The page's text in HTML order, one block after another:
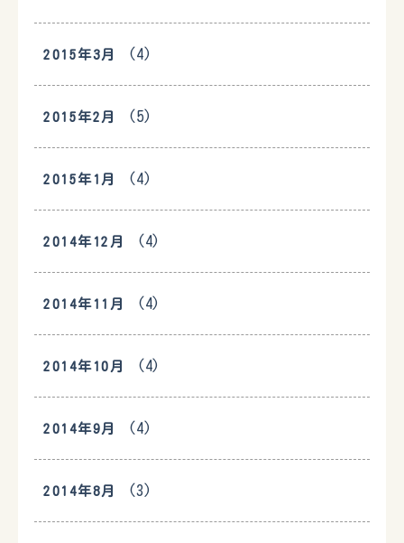
2015年3月 (4)
2015年2月 (5)
2015年1月 (4)
2014年12月 (4)
2014年11月 (4)
2014年10月 (4)
2014年9月 (4)
2014年8月 (3)